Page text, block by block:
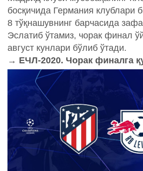
босқичида Германия клублари
8 тўқнашувнинг барчасида
Эслатиб ўтамиз, чорак финал
август кунлари бўлиб ўтади.
→ ЕЧЛ-2020. Чорак финалга